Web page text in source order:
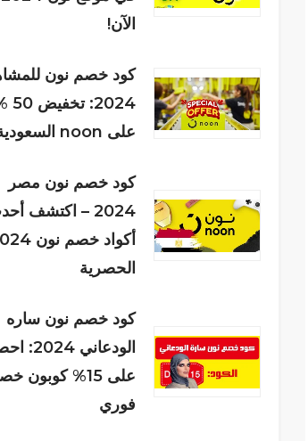
الآن!
كود خصم نون
2024:
على noon السعودية
كود خصم نون مصر
2024 – اكتشف
أكواد خصم
الحصرية
كود خصم نون ساره
الودعاني
على 15% كوبون
فوري